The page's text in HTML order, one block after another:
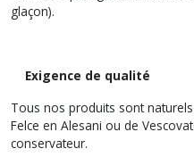
glaçon).
Exigence de qualité
Tous nos produits sont
Felce en Alesani ou de
conservateur.